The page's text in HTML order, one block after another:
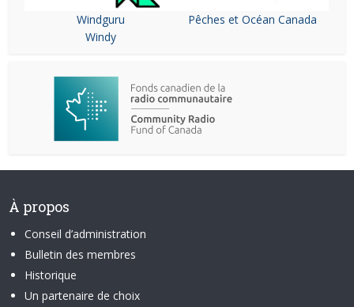
Windguru
Windy
Pêches et Océan Canada
À propos
Conseil d’administration
Bulletin des membres
Historique
Un partenaire de choix